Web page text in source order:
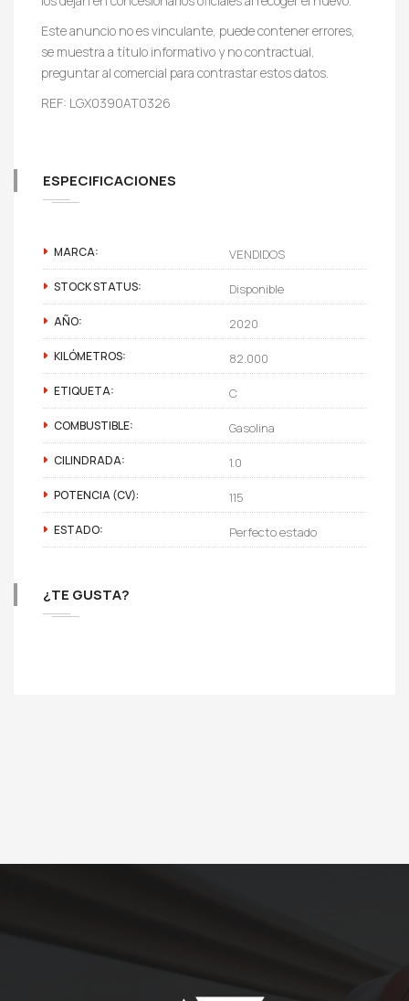
Este anuncio no es vinculante, puede contener errores,
se muestra a título informativo y no contractual,
preguntar al comercial para contrastar estos datos.
REF: LGX0390AT0326
ESPECIFICACIONES
MARCA: VENDIDOS
STOCK STATUS: Disponible
AÑO: 2020
KILÓMETROS: 82.000
ETIQUETA: C
COMBUSTIBLE: Gasolina
CILINDRADA: 1.0
POTENCIA (CV): 115
ESTADO: Perfecto estado
¿TE GUSTA?